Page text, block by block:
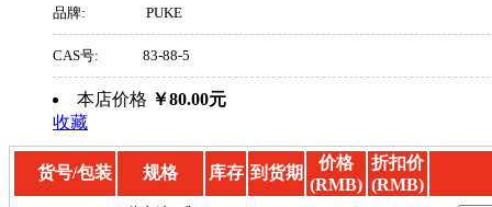
品牌: PUKE
CAS号: 83-88-5
本店价格 ￥80.00元
收藏
货号/包装 规格 库存 到货期
价格
(RMB)
折扣价
(RMB)